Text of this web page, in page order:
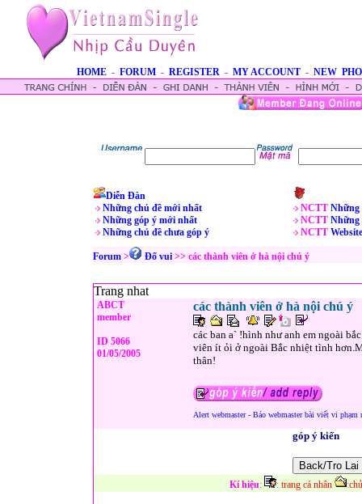
HOME - FORUM - REGISTER - MY ACCOUNT - NEW
Diễn Đàn
Những chủ đề mới nhất
Những góp ý mới nhất
Những chủ đề chưa góp ý
NCTT Những
NCTT Những
NCTT Website
Forum > Ðố vui >> các thành viên ở hà nội chú ý
Trang nhat
ABCT
member
ID 5066
01/05/2005
các thành viên ở hà nội chú ý
các ban a` !hình như anh em ngoài
viên ít ỏi ở ngoài Bắc nhiệt tình
thân!
Alert webmaster - Báo webmaster bài viết vi phạm
góp ý kiến
Kí hiệu: : trang cá nhân :